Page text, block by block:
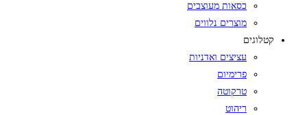
כסאות מעוצבים
מוצרים נלווים
קטלוגים
עציצים ואדניות
פרימיום
טרקוטה
ריהוט